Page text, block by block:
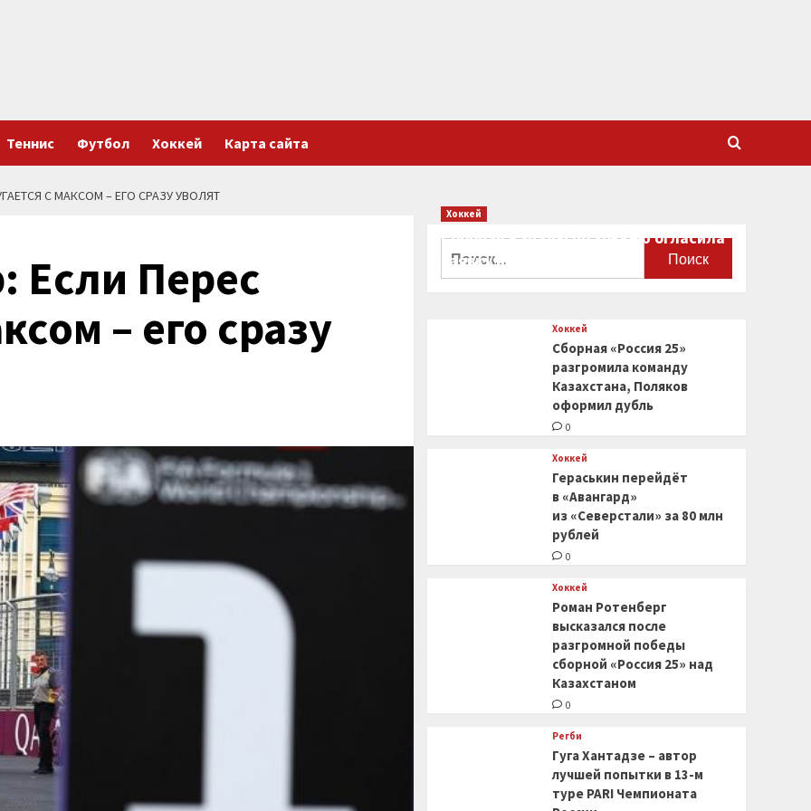
Теннис Футбол Хоккей Карта сайта
С МАКСОМ – ЕГО СРАЗУ УВОЛЯТ
Если Перес
– его сразу
Хоккей
Сборная Канады по хоккею огласила
заявку на чемпионат мира
Хоккей
Сборная «Россия 25»
разгромила команду
Казахстана, Поляков
оформил дубль
0
Хоккей
Гераськин перейдёт
в «Авангард»
из «Северстали» за 80 млн
рублей
0
Хоккей
Роман Ротенберг
высказался после
разгромной победы
сборной «Россия 25» над
Казахстаном
0
Регби
Гуга Хантадзе – автор
лучшей попытки в 13-м
туре PARI Чемпионата